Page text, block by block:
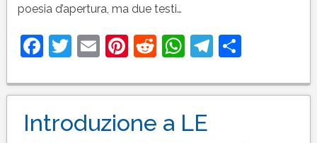
Eugenio
poesia d’apertura, ma due testi…
Facebook
Twitter
EmailPinterest
Reddit
WhatsApp
Telegram
Introduzione a LE